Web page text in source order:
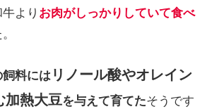
より お肉がしっかりしていて食べ
飼料には リノール酸やオレイン
加熱大豆を与えて育てたそうです